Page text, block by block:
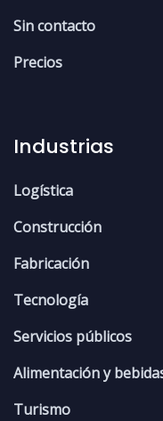
Sin contacto
Precios
Industrias
Logística
Construcción
Fabricación
Tecnología
Servicios públicos
Alimentación y
Turismo